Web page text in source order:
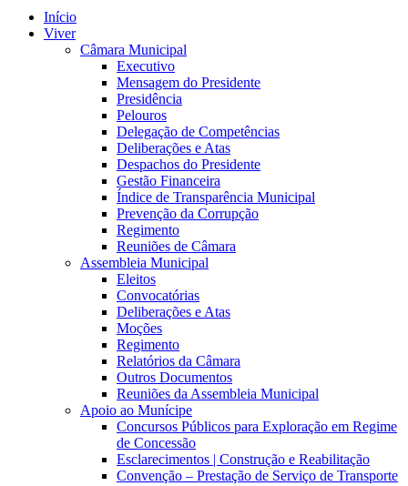
Início
Viver
Câmara Municipal
Executivo
Mensagem do Presidente
Presidência
Pelouros
Delegação de Competências
Deliberações e Atas
Despachos do Presidente
Gestão Financeira
Índice de Transparência Municipal
Prevenção da Corrupção
Regimento
Reuniões de Câmara
Assembleia Municipal
Eleitos
Convocatórias
Deliberações e Atas
Moções
Regimento
Relatórios da Câmara
Outros Documentos
Reuniões da Assembleia Municipal
Apoio ao Munícipe
Concursos Públicos para Exploração em Regime
de Concessão
Esclarecimentos | Construção e Reabilitação
Convenção – Prestação de Serviço de Transporte